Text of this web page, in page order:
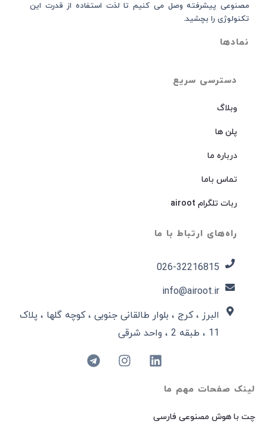
لینک صفحات مهم ما
چت با هوش مصنوعی فارسی
دسترسی سریع
وبلاگ
پلن ها
درباره ما
تماس باما
ربات تلگرام airoot
راه‌های ارتباط با ما
026-32216815​
info@airoot.ir
البرز ، کرج ، بلوار طالقانی جنوبی ، کوچه گلها ، پلاک
11 ، طبقه 2 ، واحد شرقی
مصنوعی پیشرفته وصل می کنیم تا لذت استفاده از قدرت این
تکنولوژی را بچشید.
نمادها